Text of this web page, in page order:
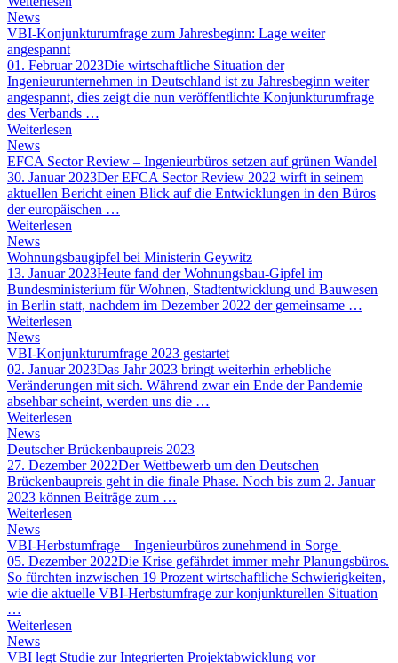
News
VBI-Konjunkturumfrage zum Jahresbeginn: Lage weiter
angespannt
01. Februar 2023Die wirtschaftliche Situation der
Ingenieurunternehmen in Deutschland ist zu Jahresbeginn weiter
angespannt, dies zeigt die nun veröffentlichte Konjunkturumfrage
des Verbands …
Weiterlesen
News
EFCA Sector Review – Ingenieurbüros setzen auf grünen Wandel
30. Januar 2023Der EFCA Sector Review 2022 wirft in seinem
aktuellen Bericht einen Blick auf die Entwicklungen in den Büros
der europäischen …
Weiterlesen
News
Wohnungsbaugipfel bei Ministerin Geywitz
13. Januar 2023Heute fand der Wohnungsbau-Gipfel im
Bundesministerium für Wohnen, Stadtentwicklung und Bauwesen
in Berlin statt, nachdem im Dezember 2022 der gemeinsame …
Weiterlesen
News
VBI-Konjunkturumfrage 2023 gestartet
02. Januar 2023Das Jahr 2023 bringt weiterhin erhebliche
Veränderungen mit sich. Während zwar ein Ende der Pandemie
absehbar scheint, werden uns die …
Weiterlesen
News
Deutscher Brückenbaupreis 2023
27. Dezember 2022Der Wettbewerb um den Deutschen
Brückenbaupreis geht in die finale Phase. Noch bis zum 2. Januar
2023 können Beiträge zum …
Weiterlesen
News
VBI-Herbstumfrage – Ingenieurbüros zunehmend in Sorge
05. Dezember 2022Die Krise gefährdet immer mehr Planungsbüros.
So fürchten inzwischen 19 Prozent wirtschaftliche Schwierigkeiten,
wie die aktuelle VBI-Herbstumfrage zur konjunkturellen Situation
…
Weiterlesen
News
VBI legt Studie zur Integrierten Projektabwicklung vor